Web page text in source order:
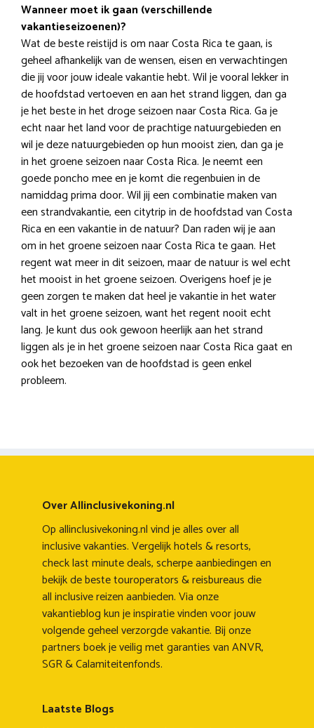
Wanneer moet ik gaan (verschillende
vakantieseizoenen)?
Wat de beste reistijd is om naar Costa Rica te gaan, is
geheel afhankelijk van de wensen, eisen en verwachtingen
die jij voor jouw ideale vakantie hebt. Wil je vooral lekker in
de hoofdstad vertoeven en aan het strand liggen, dan ga
je het beste in het droge seizoen naar Costa Rica. Ga je
echt naar het land voor de prachtige natuurgebieden en
wil je deze natuurgebieden op hun mooist zien, dan ga je
in het groene seizoen naar Costa Rica. Je neemt een
goede poncho mee en je komt die regenbuien in de
namiddag prima door. Wil jij een combinatie maken van
een strandvakantie, een citytrip in de hoofdstad van Costa
Rica en een vakantie in de natuur? Dan raden wij je aan
om in het groene seizoen naar Costa Rica te gaan. Het
regent wat meer in dit seizoen, maar de natuur is wel echt
het mooist in het groene seizoen. Overigens hoef je je
geen zorgen te maken dat heel je vakantie in het water
valt in het groene seizoen, want het regent nooit echt
lang. Je kunt dus ook gewoon heerlijk aan het strand
liggen als je in het groene seizoen naar Costa Rica gaat en
ook het bezoeken van de hoofdstad is geen enkel
probleem.
Over Allinclusivekoning.nl
Op allinclusivekoning.nl vind je alles over all
inclusive vakanties. Vergelijk hotels & resorts,
check last minute deals, scherpe aanbiedingen en
bekijk de beste touroperators & reisbureaus die
all inclusive reizen aanbieden. Via onze
vakantieblog kun je inspiratie vinden voor jouw
volgende geheel verzorgde vakantie. Bij onze
partners boek je veilig met garanties van ANVR,
SGR & Calamiteitenfonds.
Laatste Blogs